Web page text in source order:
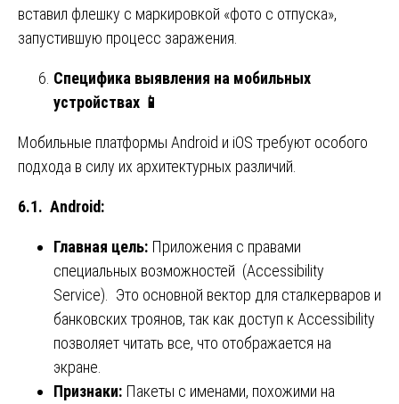
вставил флешку с маркировкой «фото с отпуска»,
запустившую процесс заражения.
Специфика выявления на мобильных
устройствах 📱
Мобильные платформы Android и iOS требуют особого
подхода в силу их архитектурных различий.
6.1. Android:
Главная цель: Приложения с правами
специальных возможностей (Accessibility
Service). Это основной вектор для сталкерваров и
банковских троянов, так как доступ к Accessibility
позволяет читать все, что отображается на
экране.
Признаки: Пакеты с именами, похожими на